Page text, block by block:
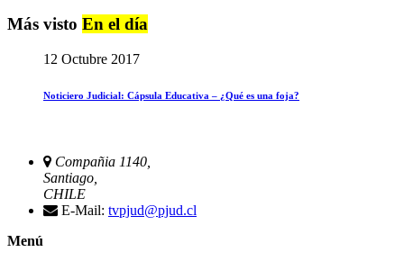
Más visto En el día
12 Octubre 2017
Noticiero Judicial: Cápsula Educativa – ¿Qué es una foja?
Compañia 1140,
Santiago,
CHILE
E-Mail: tvpjud@pjud.cl
Menú